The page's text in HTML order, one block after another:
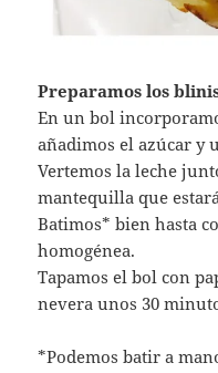
Preparamos los
En un bol
añadimos el azúcar y
Vertemos la leche
mantequilla que
Batimos* bien hasta
homogénea.
Tapamos el bol con
nevera unos 30
*Podemos batir a